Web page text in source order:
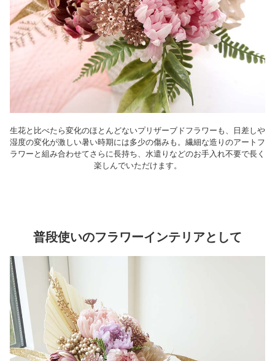
生花と比べたら変化のほとんどないプリザーブドフラワーも、日差しや
湿度の変化が激しい暑い時期には多少の傷みも。繊細な造りのアートフ
ラワーと組み合わせてさらに長持ち、水遣りなどのお手入れ不要で長く
楽しんでいただけます。
普段使いのフラワーインテリアとして